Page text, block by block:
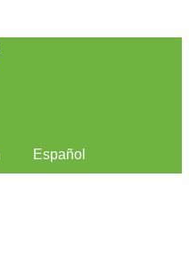
Español